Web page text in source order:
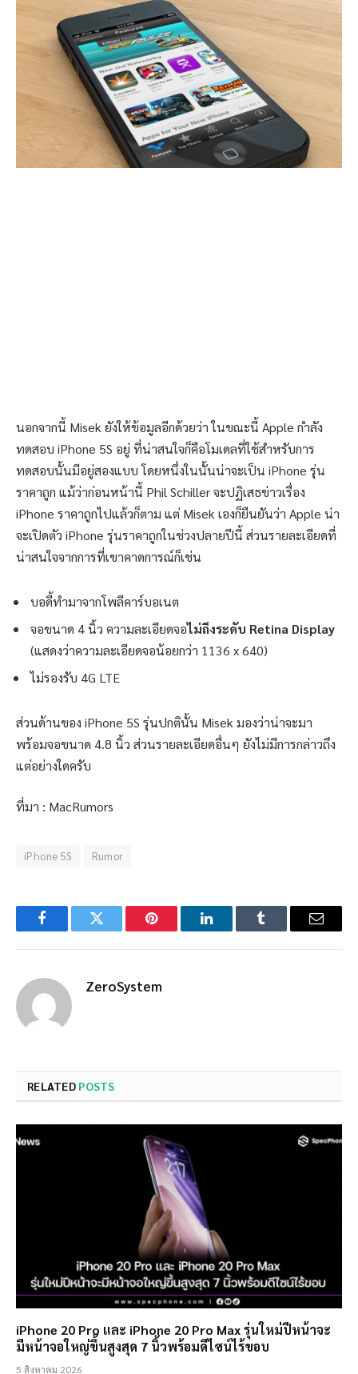
นอกจากนี้ Misek ยังให้ข้อมูลอีกด้วยว่า ในขณะนี้ Apple กำลัง
ทดสอบ iPhone 5S อยู่ ที่น่าสนใจก็คือโมเดลที่ใช้สำหรับการ
ทดสอบนั้นมีอยู่สองแบบ โดยหนึ่งในนั้นน่าจะเป็น iPhone รุ่น
ราคาถูก แม้ว่าก่อนหน้านี้ Phil Schiller จะปฏิเสธข่าวเรื่อง
iPhone ราคาถูกไปแล้วก็ตาม แต่ Misek เองก็ยืนยันว่า Apple น่า
จะเปิดตัว iPhone รุ่นราคาถูกในช่วงปลายปีนี้ ส่วนรายละเอียดที่
น่าสนใจจากการที่เขาคาดการณ์ก็เช่น
บอดี้ทำมาจากโพลีคาร์บอเนต
จอขนาด 4 นิ้ว ความละเอียดจอไม่ถึงระดับ Retina Display
(แสดงว่าความละเอียดจอน้อยกว่า 1136 x 640)
ไม่รองรับ 4G LTE
ส่วนด้านของ iPhone 5S รุ่นปกตินั้น Misek มองว่าน่าจะมา
พร้อมจอขนาด 4.8 นิ้ว ส่วนรายละเอียดอื่นๆ ยังไม่มีการกล่าวถึง
แต่อย่างใดครับ
ที่มา : MacRumors
iPhone 5S Rumor
FacebookTwitter Pinterest LinkedInTumblr Email
ZeroSystem
RELATED POSTS
iPhone 20 Pro และ iPhone 20 Pro Max รุ่นใหม่ปีหน้าจะ
มีหน้าจอใหญ่ขึ้นสูงสุด 7 นิ้วพร้อมดีไซน์ไร้ขอบ
5 สิงหาคม 2026